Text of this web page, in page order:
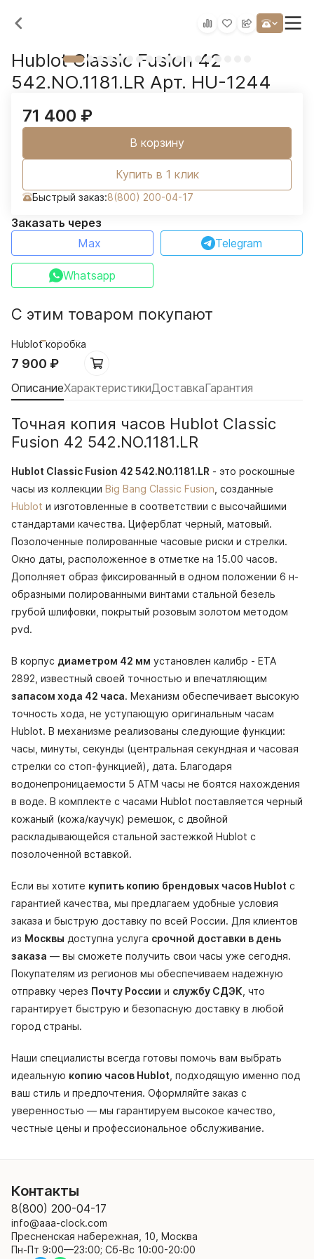
Hublot Classic Fusion 42
542.NO.1181.LR Арт. HU-1244
71 400 ₽
В корзину
Купить в 1 клик
Быстрый заказ:8(800) 200-04-17
Заказать через
Max
Telegram
Whatsapp
С этим товаром покупают
Hublot коробка
7 900 ₽
ОписаниеХарактеристикиДоставкаГарантия
Точная копия часов Hublot Classic
Fusion 42 542.NO.1181.LR
Hublot Classic Fusion 42 542.NO.1181.LR - это роскошные
часы из коллекции Big Bang Classic Fusion , созданные
Hublot и изготовленные в соответствии с высочайшими
стандартами качества. Циферблат черный, матовый.
Позолоченные полированные часовые риски и стрелки.
Окно даты, расположенное в отметке на 15.00 часов.
Дополняет образ фиксированный в одном положении 6 н-
образными полированными винтами стальной безель
грубой шлифовки, покрытый розовым золотом методом
pvd.
В корпус диаметром 42 мм установлен калибр - ETA
2892, известный своей точностью и впечатляющим
запасом хода 42 часа. Механизм обеспечивает высокую
точность хода, не уступающую оригинальным часам
Hublot. В механизме реализованы следующие функции:
часы, минуты, секунды (центральная секундная и часовая
стрелки со стоп-функцией), дата. Благодаря
водонепроницаемости 5 АТМ часы не боятся нахождения
в воде. В комплекте с часами Hublot поставляется черный
кожаный (кожа/каучук) ремешок, с двойной
раскладывающейся стальной застежкой Hublot с
позолоченной вставкой.
Если вы хотите купить копию брендовых часов Hublot с
гарантией качества, мы предлагаем удобные условия
заказа и быструю доставку по всей России. Для клиентов
из Москвы доступна услуга срочной доставки в день
заказа — вы сможете получить свои часы уже сегодня.
Покупателям из регионов мы обеспечиваем надежную
отправку через Почту России и службу СДЭК , что
гарантирует быструю и безопасную доставку в любой
город страны.
Наши специалисты всегда готовы помочь вам выбрать
идеальную копию часов Hublot , подходящую именно под
ваш стиль и предпочтения. Оформляйте заказ с
уверенностью — мы гарантируем высокое качество,
честные цены и профессиональное обслуживание.
Контакты
8(800) 200-04-17
info@aaa-clock.com
Пресненская набережная, 10, Москва
Пн-Пт 9:00—23:00; Сб-Вс 10:00-20:00